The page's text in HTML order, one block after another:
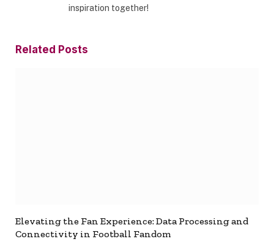
inspiration together!
Related Posts
Elevating the Fan Experience: Data Processing and
Connectivity in Football Fandom